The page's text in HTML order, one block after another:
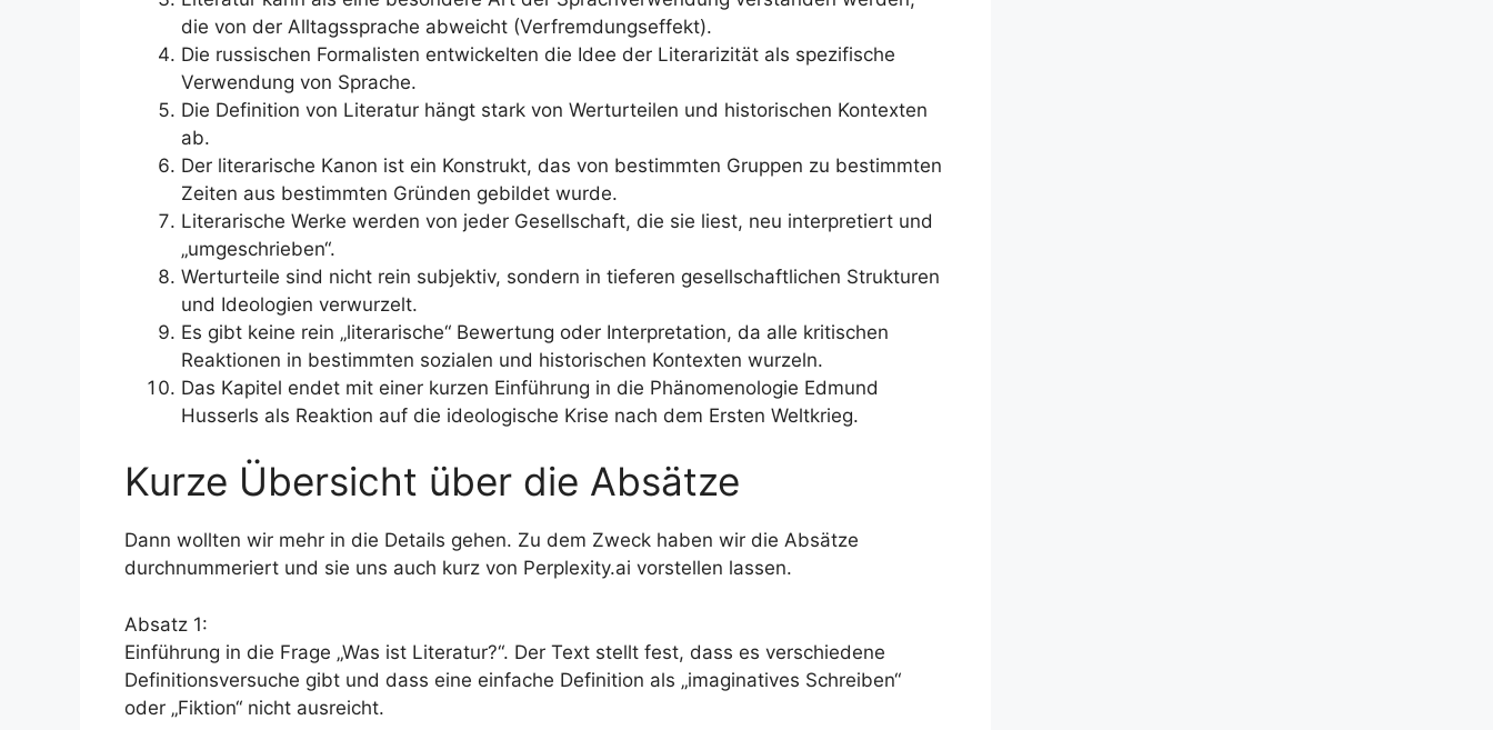
die von der Alltagssprache abweicht (Verfremdungseffekt).
Die russischen Formalisten entwickelten die Idee der Literarizität als spezifische
Verwendung von Sprache.
Die Definition von Literatur hängt stark von Werturteilen und historischen Kontexten
ab.
Der literarische Kanon ist ein Konstrukt, das von bestimmten Gruppen zu bestimmten
Zeiten aus bestimmten Gründen gebildet wurde.
Literarische Werke werden von jeder Gesellschaft, die sie liest, neu interpretiert und
„umgeschrieben“.
Werturteile sind nicht rein subjektiv, sondern in tieferen gesellschaftlichen Strukturen
und Ideologien verwurzelt.
Es gibt keine rein „literarische“ Bewertung oder Interpretation, da alle kritischen
Reaktionen in bestimmten sozialen und historischen Kontexten wurzeln.
Das Kapitel endet mit einer kurzen Einführung in die Phänomenologie Edmund
Husserls als Reaktion auf die ideologische Krise nach dem Ersten Weltkrieg.
Kurze Übersicht über die Absätze
Dann wollten wir mehr in die Details gehen. Zu dem Zweck haben wir die Absätze
durchnummeriert und sie uns auch kurz von Perplexity.ai vorstellen lassen.
Absatz 1:
Einführung in die Frage „Was ist Literatur?“. Der Text stellt fest, dass es verschiedene
Definitionsversuche gibt und dass eine einfache Definition als „imaginatives Schreiben“
oder „Fiktion“ nicht ausreicht.